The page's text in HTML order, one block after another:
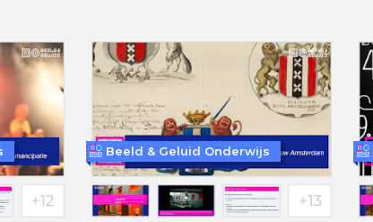
Beeld & Geluid Onderwijs